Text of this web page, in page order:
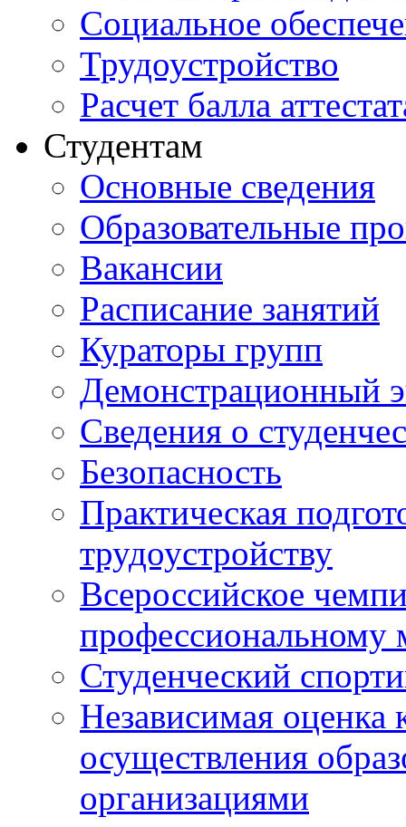
Социальное
Трудоустройство
Расчет балла
Студентам
Основные сведения
Образовательные
Вакансии
Расписание занятий
Кураторы групп
Демонстрационный
Сведения о
Безопасность
Практическая
трудоустройству
Всероссийское
профессиональному
Студенческий
Независимая оценка
осуществления
организациями